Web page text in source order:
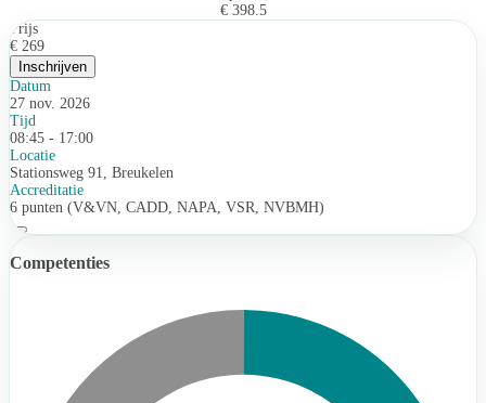
€ 398.5
Prijs
€ 269
Inschrijven
Datum
27 nov. 2026
Tijd
08:45 - 17:00
Locatie
Stationsweg 91, Breukelen
Accreditatie
6 punten (V&VN, CADD, NAPA, VSR, NVBMH)
Competenties